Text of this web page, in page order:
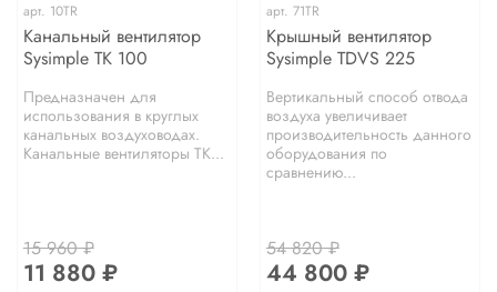
арт. 10TR
Канальный вентилятор
Sysimple TK 100
Предназначен для
использования в круглых
канальных воздуховодах.
Канальные вентиляторы TK...
15 960 ₽
11 880 ₽
арт. 71TR
Крышный вентилятор
Sysimple TDVS 225
Вертикальный способ отвода
воздуха увеличивает
производительность данного
оборудования по
сравнению...
54 820 ₽
44 800 ₽